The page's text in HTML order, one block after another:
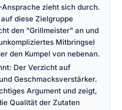
zieht sich durch.
diese Zielgruppe
den "Grillmeister" an und
Mitbringsel
den Kumpel von nebenan.
Der Verzicht auf
Geschmacksverstärker.
Argument und zeigt,
Qualität der Zutaten